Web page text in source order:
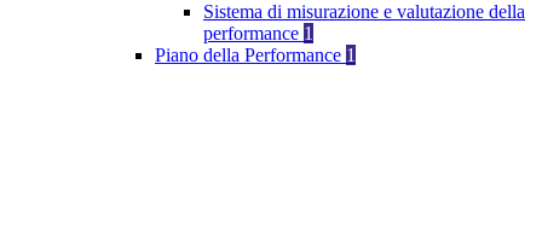
Sistema di misurazione e valutazione della
performance 1
Piano della Performance 1